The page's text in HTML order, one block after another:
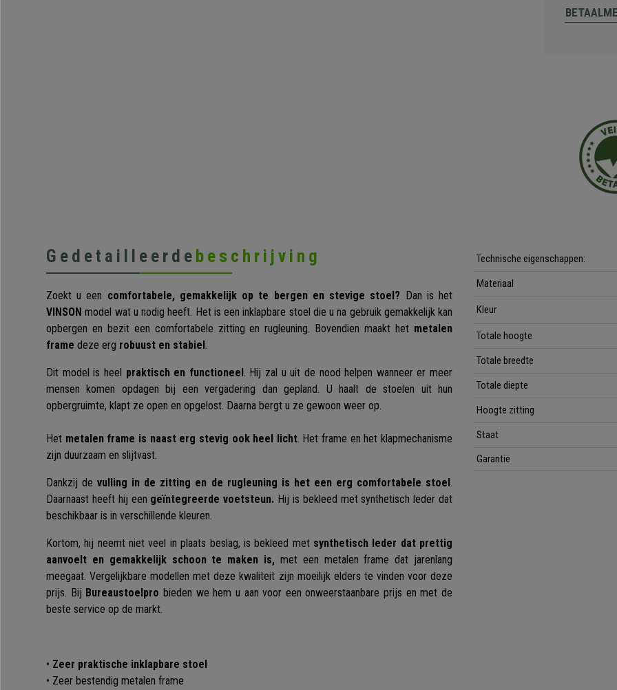
Gedetailleerde beschrijving
Zoekt u een comfortabele, gemakkelijk op te bergen en stevige stoel? Dan is het
VINSON model wat u nodig heeft. Het is een inklapbare stoel die u na gebruik gemakkelijk kan
opbergen en bezit een comfortabele zitting en rugleuning. Bovendien maakt het metalen
frame deze erg robuust en stabiel.
Dit model is heel praktisch en functioneel. Hij zal u uit de nood helpen wanneer er meer
mensen komen opdagen bij een vergadering dan gepland. U haalt de stoelen uit hun
opbergruimte, klapt ze open en opgelost. Daarna bergt u ze gewoon weer op.
Het metalen frame is naast erg stevig ook heel licht. Het frame en het klapmechanisme
zijn duurzaam en slijtvast.
Dankzij devulling in de zitting en de rugleuning is het een erg comfortabele stoel.
Daarnaast heeft hij een geïntegreerde voetsteun. Hij is bekleed met synthetisch leder dat
beschikbaar is in verschillende kleuren.
Kortom, hij neemt niet veel in plaats beslag, is bekleed met synthetisch leder dat prettig
aanvoelt en gemakkelijk schoon te maken is, met een metalen frame dat jarenlang
meegaat. Vergelijkbare modellen met deze kwaliteit zijn moeilijk elders te vinden voor deze
prijs. Bij Bureaustoelpro bieden we hem u aan voor een onweerstaanbare prijs en met de
beste service op de markt.
• Zeer praktische inklapbare stoel
• Zeer bestendig metalen frame
Technische eigenschappen:
Materiaal
Kleur
Totale hoogte
Totale breedte
Totale diepte
Hoogte zitting
Staat
Garantie